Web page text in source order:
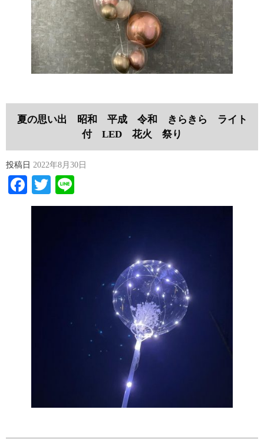
夏の思い出 昭和 平成 令和 きらきら ライト
付 LED 花火 祭り
投稿日 2022年8月30日
Facebook
Twitter